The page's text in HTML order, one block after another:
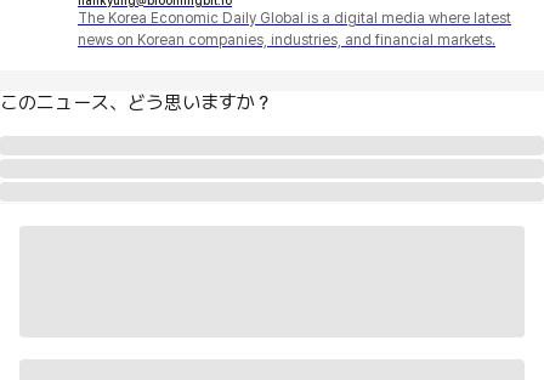
The Korea Economic Daily Global is a digital media where latest
news on Korean companies, industries, and financial markets.
このニュース、どう思いますか？